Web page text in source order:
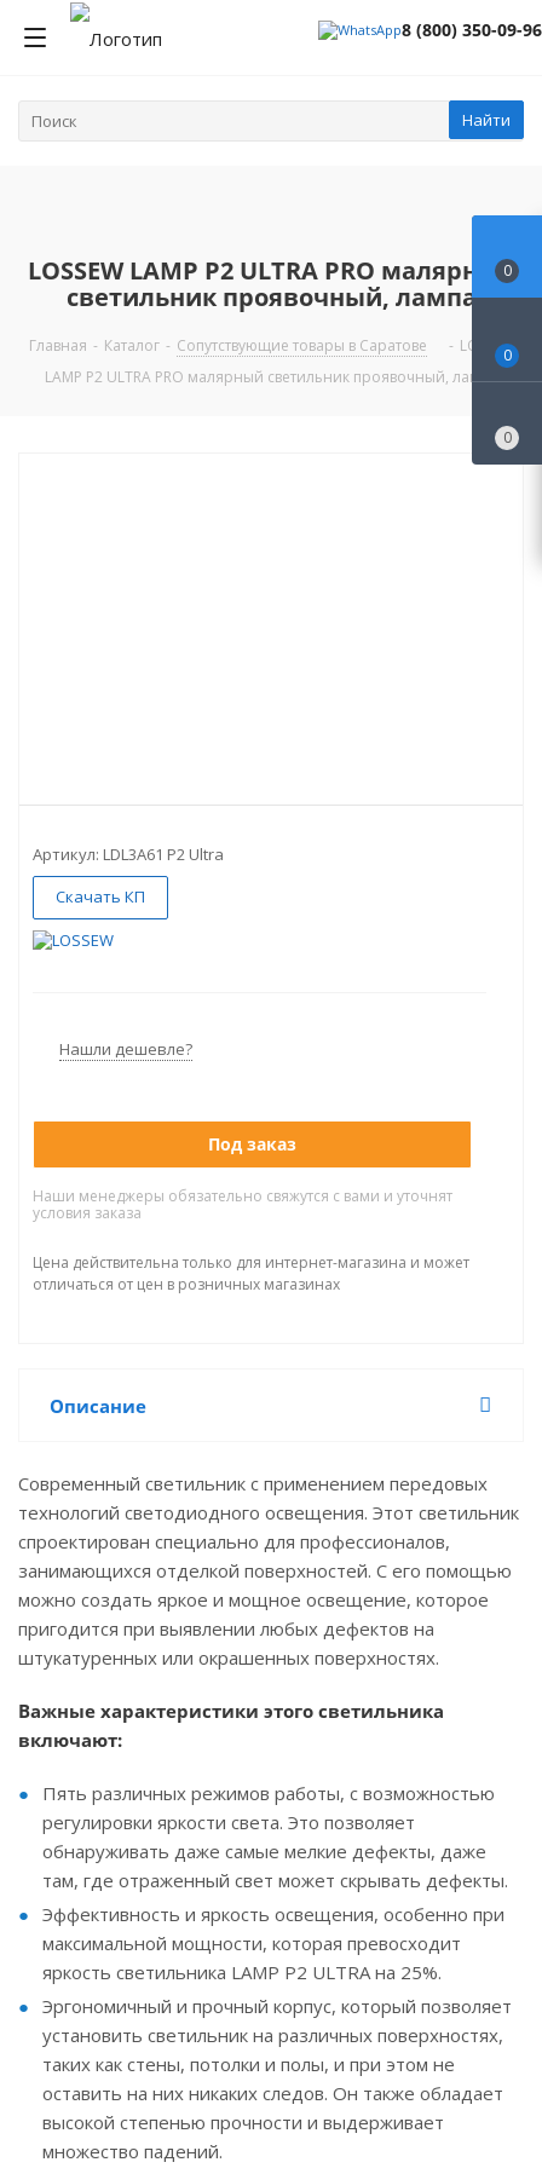
8 (800) 350-09-96
Найти
LOSSEW LAMP P2 ULTRA PRO малярный
светильник проявочный, лампа
Главная - Каталог - Сопутствующие товары в Саратове - LOSSEW
LAMP P2 ULTRA PRO малярный светильник проявочный, лампа
Артикул: LDL3A61 P2 Ultra
Скачать КП
Нашли дешевле?
Под заказ
Наши менеджеры обязательно свяжутся с вами и уточнят
условия заказа
Цена действительна только для интернет-магазина и может
отличаться от цен в розничных магазинах
Описание
Современный светильник с применением передовых
технологий светодиодного освещения. Этот светильник
спроектирован специально для профессионалов,
занимающихся отделкой поверхностей. С его помощью
можно создать яркое и мощное освещение, которое
пригодится при выявлении любых дефектов на
штукатуренных или окрашенных поверхностях.
Важные характеристики этого светильника
включают:
Пять различных режимов работы, с возможностью
регулировки яркости света. Это позволяет
обнаруживать даже самые мелкие дефекты, даже
там, где отраженный свет может скрывать дефекты.
Эффективность и яркость освещения, особенно при
максимальной мощности, которая превосходит
яркость светильника LAMP P2 ULTRA на 25%.
Эргономичный и прочный корпус, который позволяет
установить светильник на различных поверхностях,
таких как стены, потолки и полы, и при этом не
оставить на них никаких следов. Он также обладает
высокой степенью прочности и выдерживает
множество падений.
0
0
0